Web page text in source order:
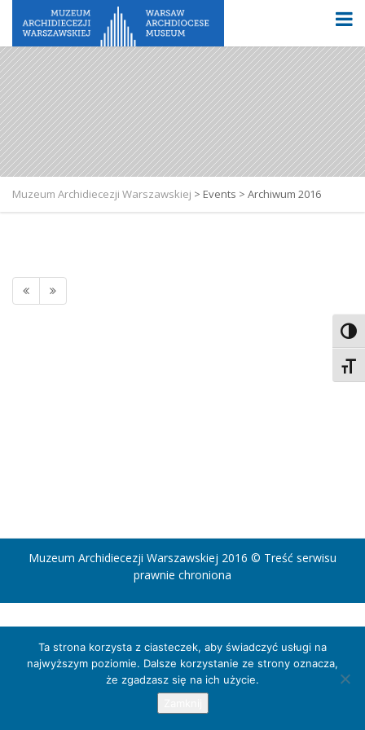
Muzeum Archidiecezji Warszawskiej > Events > Archiwum 2016
Muzeum Archidiecezji Warszawskiej 2016 © Treść serwisu
prawnie chroniona
Ta strona korzysta z ciasteczek, aby świadczyć usługi na
najwyższym poziomie. Dalsze korzystanie ze strony oznacza,
że zgadzasz się na ich użycie.